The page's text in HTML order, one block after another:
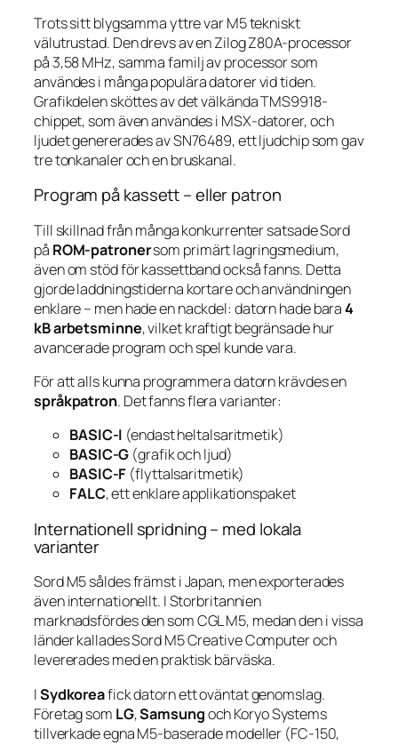
Trots sitt blygsamma yttre var M5 tekniskt
välutrustad. Den drevs av en Zilog Z80A-processor
på 3,58 MHz, samma familj av processor som
användes i många populära datorer vid tiden.
Grafikdelen sköttes av det välkända TMS9918-
chippet, som även användes i MSX-datorer, och
ljudet genererades av SN76489, ett ljudchip som gav
tre tonkanaler och en bruskanal.
Program på kassett – eller patron
Till skillnad från många konkurrenter satsade Sord
på ROM-patronersom primärt lagringsmedium,
även om stöd för kassettband också fanns. Detta
gjorde laddningstiderna kortare och användningen
enklare – men hade en nackdel: datorn hade bara4
kB arbetsminne, vilket kraftigt begränsade hur
avancerade program och spel kunde vara.
För att alls kunna programmera datorn krävdes en
språkpatron. Det fanns flera varianter:
BASIC-I (endast heltalsaritmetik)
BASIC-G (grafik och ljud)
BASIC-F (flyttalsaritmetik)
FALC, ett enklare applikationspaket
Internationell spridning – med lokala
varianter
Sord M5 såldes främst i Japan, men exporterades
även internationellt. I Storbritannien
marknadsfördes den som CGL M5, medan den i vissa
länder kallades Sord M5 Creative Computer och
levererades med en praktisk bärväska.
ISydkoreafick datorn ett oväntat genomslag.
Företag som LG,Samsungoch Koryo Systems
tillverkade egna M5-baserade modeller (FC-150,